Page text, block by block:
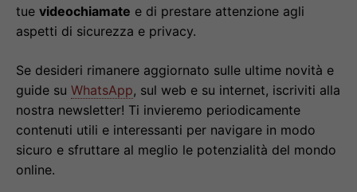
tue videochiamate e di prestare attenzione agli
aspetti di sicurezza e privacy.
Se desideri rimanere aggiornato sulle ultime novità e
guide su WhatsApp, sul web e su internet, iscriviti alla
nostra newsletter! Ti invieremo periodicamente
contenuti utili e interessanti per navigare in modo
sicuro e sfruttare al meglio le potenzialità del mondo
online.